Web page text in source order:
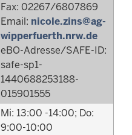
Fax: 02267/6807869
Email: nicole.zins@ag-
wipperfuerth.nrw.de
eBO-Adresse/SAFE-ID:
safe-sp1-
1440688253188-
015901555
Mi: 13:00 -14:00; Do:
9:00-10:00